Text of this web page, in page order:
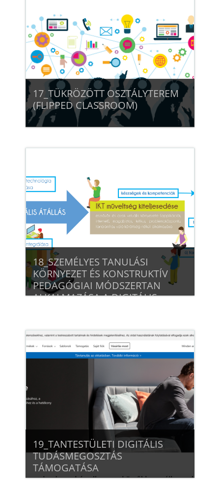
17_TÜKRÖZÖTT OSZTÁLYTEREM
(FLIPPED CLASSROOM)
18_SZEMÉLYES TANULÁSI
KÖRNYEZET ÉS KONSTRUKTÍV
PEDAGÓGIAI MÓDSZERTAN
ALKALMAZÁSA A DIGITÁLIS
Beiratkozás
19_TANTESTÜLETI DIGITÁLIS
TUDÁSMEGOSZTÁS
TÁMOGATÁSA